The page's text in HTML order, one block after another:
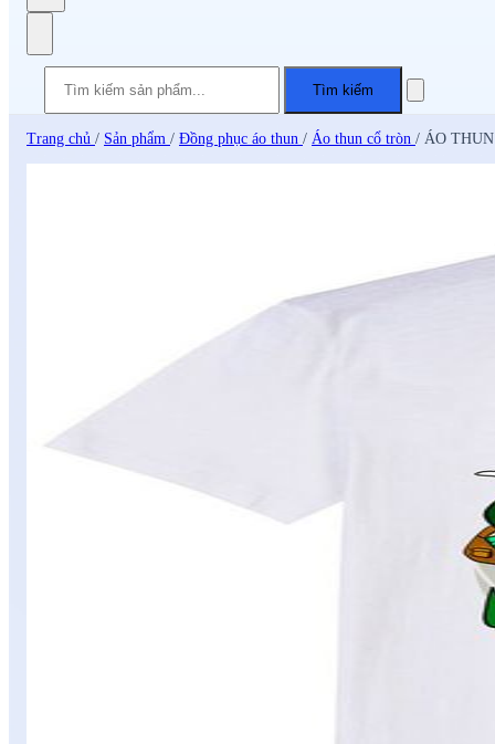
Tìm kiếm
Trang chủ / Sản phẩm / Đồng phục áo thun / Áo thun cổ tròn / ÁO